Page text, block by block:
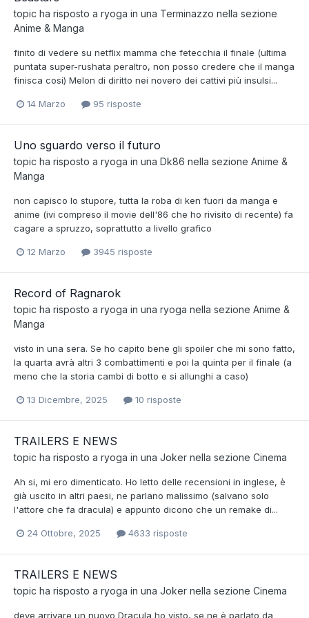
topic ha risposto a ryoga in una Terminazzo nella sezione
Anime & Manga
finito di vedere su netflix mamma che fetecchia il finale (ultima
puntata super-rushata peraltro, non posso credere che il manga
finisca cosi) Melon di diritto nei novero dei cattivi più insulsi...
14 Marzo 95 risposte
Uno sguardo verso il futuro
topic ha risposto a ryoga in una Dk86 nella sezione Anime &
Manga
non capisco lo stupore, tutta la roba di ken fuori da manga e
anime (ivi compreso il movie dell'86 che ho rivisito di recente) fa
cagare a spruzzo, soprattutto a livello grafico
12 Marzo 3945 risposte
Record of Ragnarok
topic ha risposto a ryoga in una ryoga nella sezione Anime &
Manga
visto in una sera. Se ho capito bene gli spoiler che mi sono fatto,
la quarta avrà altri 3 combattimenti e poi la quinta per il finale (a
meno che la storia cambi di botto e si allunghi a caso)
13 Dicembre, 2025 10 risposte
TRAILERS E NEWS
topic ha risposto a ryoga in una Joker nella sezione Cinema
Ah si, mi ero dimenticato. Ho letto delle recensioni in inglese, è
già uscito in altri paesi, ne parlano malissimo (salvano solo
l'attore che fa dracula) e appunto dicono che un remake di...
24 Ottobre, 2025 4633 risposte
TRAILERS E NEWS
topic ha risposto a ryoga in una Joker nella sezione Cinema
deve arrivare un nuovo Dracula ho visto, se ne è parlato da